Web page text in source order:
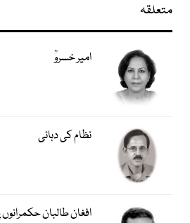
متعلقہ
امیر خسروؒ
نظام کی دہائی
افغان طالبان